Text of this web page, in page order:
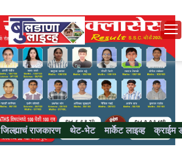
जिल्ह्याचं राजकारण थेट-भेट मार्केट लाइव्ह क्राईम